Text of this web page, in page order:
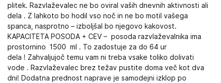
plitek. Razvlaževalec ne bo oviral vaših dnevnih aktivnosti ali
dela . Z lahkoto bo hodil vso noč in ne bo motil vašega
spanca, nasprotno – izboljšal bo njegovo kakovost.
KAPACITETA POSODA + CEV – posoda razvlaževalnika ima
prostornino 1500 ml . To zadostuje za do 64 ur
dela ! Zahvaljujoč temu vam ni treba vsake toliko dolivati ​​
vode . Razvlaževalec brez težav pustite doma več kot dva
dni! Dodatna prednost naprave je samodejni izklop po